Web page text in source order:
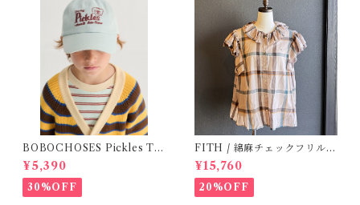
BOBOCHOSES Pickles Th
e dog denim cap / 52,54
¥5,390
30%OFF
FITH / 綿麻チェックフリルブ
ラウス(Be) / Size 1・2
¥15,760
20%OFF